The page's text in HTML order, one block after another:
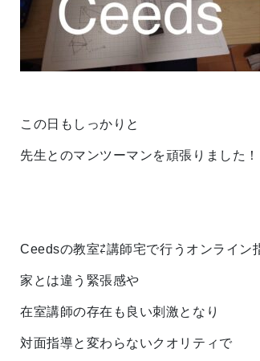
この日もしっかりと
先生とのマンツーマンを頑張りました！
Ceedsの教室⇄講師宅で行うオンライン
家とは違う緊張感や
在室講師の存在も良い刺激となり
対面指導と変わらないクオリティで